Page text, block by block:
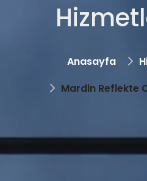
Anasayfa
Mardin Reflekte